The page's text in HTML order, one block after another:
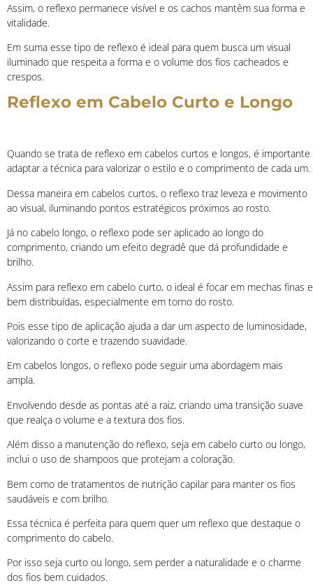
Assim, o reflexo permanece visível e os cachos mantêm sua forma e
vitalidade.
Em suma esse tipo de reflexo é ideal para quem busca um visual
iluminado que respeita a forma e o volume dos fios cacheados e
crespos.
Reflexo em Cabelo Curto e Longo
Quando se trata de reflexo em cabelos curtos e longos, é importante
adaptar a técnica para valorizar o estilo e o comprimento de cada um.
Dessa maneira em cabelos curtos, o reflexo traz leveza e movimento
ao visual, iluminando pontos estratégicos próximos ao rosto.
Já no cabelo longo, o reflexo pode ser aplicado ao longo do
comprimento, criando um efeito degradê que dá profundidade e
brilho.
Assim para reflexo em cabelo curto, o ideal é focar em mechas finas e
bem distribuídas, especialmente em torno do rosto.
Pois esse tipo de aplicação ajuda a dar um aspecto de luminosidade,
valorizando o corte e trazendo suavidade.
Em cabelos longos, o reflexo pode seguir uma abordagem mais
ampla.
Envolvendo desde as pontas até a raiz, criando uma transição suave
que realça o volume e a textura dos fios.
Além disso a manutenção do reflexo, seja em cabelo curto ou longo,
inclui o uso de shampoos que protejam a coloração.
Bem como de tratamentos de nutrição capilar para manter os fios
saudáveis e com brilho.
Essa técnica é perfeita para quem quer um reflexo que destaque o
comprimento do cabelo.
Por isso seja curto ou longo, sem perder a naturalidade e o charme
dos fios bem cuidados.